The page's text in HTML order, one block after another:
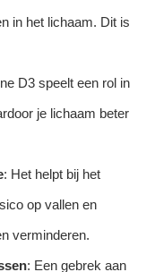
in het lichaam. Dit is
D3 speelt een rol in
je lichaam beter
: Het helpt bij het
op vallen en
verminderen.
: Een gebrek aan